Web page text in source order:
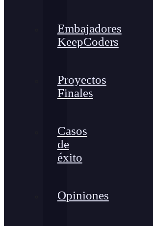
Embajadores
KeepCoders
Proyectos
Finales
Casos
de
éxito
Opiniones